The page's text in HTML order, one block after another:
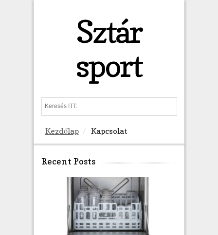
Sztár
sport
e
h
Kezdőlap Kapcsolat
Recent Posts